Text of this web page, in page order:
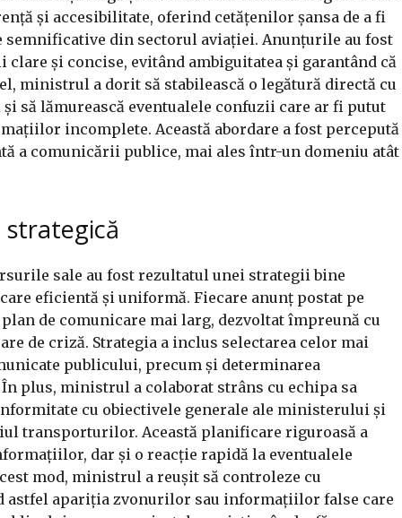
și accesibilitate, oferind cetățenilor șansa de a fi
din sectorul aviației. Anunțurile au fost
și concise, evitând ambiguitatea și garantând că
ministrul a dorit să stabilească o legătură directă cu
să lămurească eventualele confuzii care ar fi putut
incomplete. Această abordare a fost percepută
a comunicării publice, mai ales într-un domeniu atât
sale au fost rezultatul unei strategii bine
eficientă și uniformă. Fiecare anunț postat pe
de comunicare mai larg, dezvoltat împreună cu
de criză. Strategia a inclus selectarea celor mai
publicului, precum și determinarea
plus, ministrul a colaborat strâns cu echipa sa
cu obiectivele generale ale ministerului și
transporturilor. Această planificare riguroasă a
dar și o reacție rapidă la eventualele
mod, ministrul a reușit să controleze cu
astfel apariția zvonurilor sau informațiilor false care